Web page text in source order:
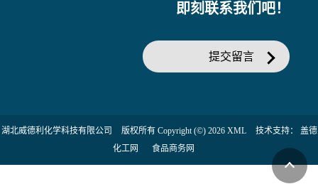
即刻联系我们吧！
提交留言
湖北威德利化学科技有限公司 版权所有 Copyright (©) 2026 XML 技术支持： 盖德
化工网
食品商务网